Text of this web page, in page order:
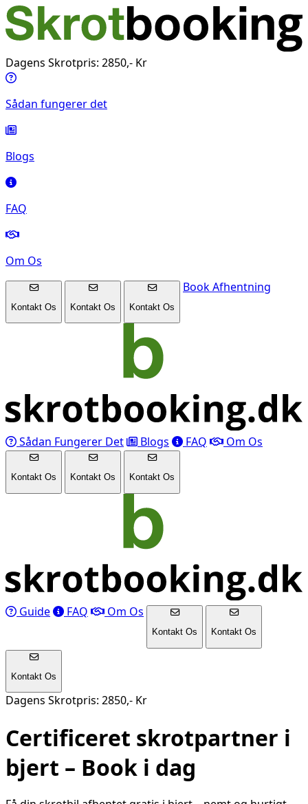
Dagens Skrotpris: 2850,- Kr
Sådan fungerer det
Blogs
FAQ
Om Os
Kontakt Os Kontakt Os Kontakt Os
Book Afhentning
Sådan Fungerer Det Blogs FAQ Om Os
Kontakt Os Kontakt Os Kontakt Os
Guide FAQ Om Os
Kontakt Os Kontakt Os
Kontakt Os
Dagens Skrotpris: 2850,- Kr
Certificeret skrotpartner i
bjert – Book i dag